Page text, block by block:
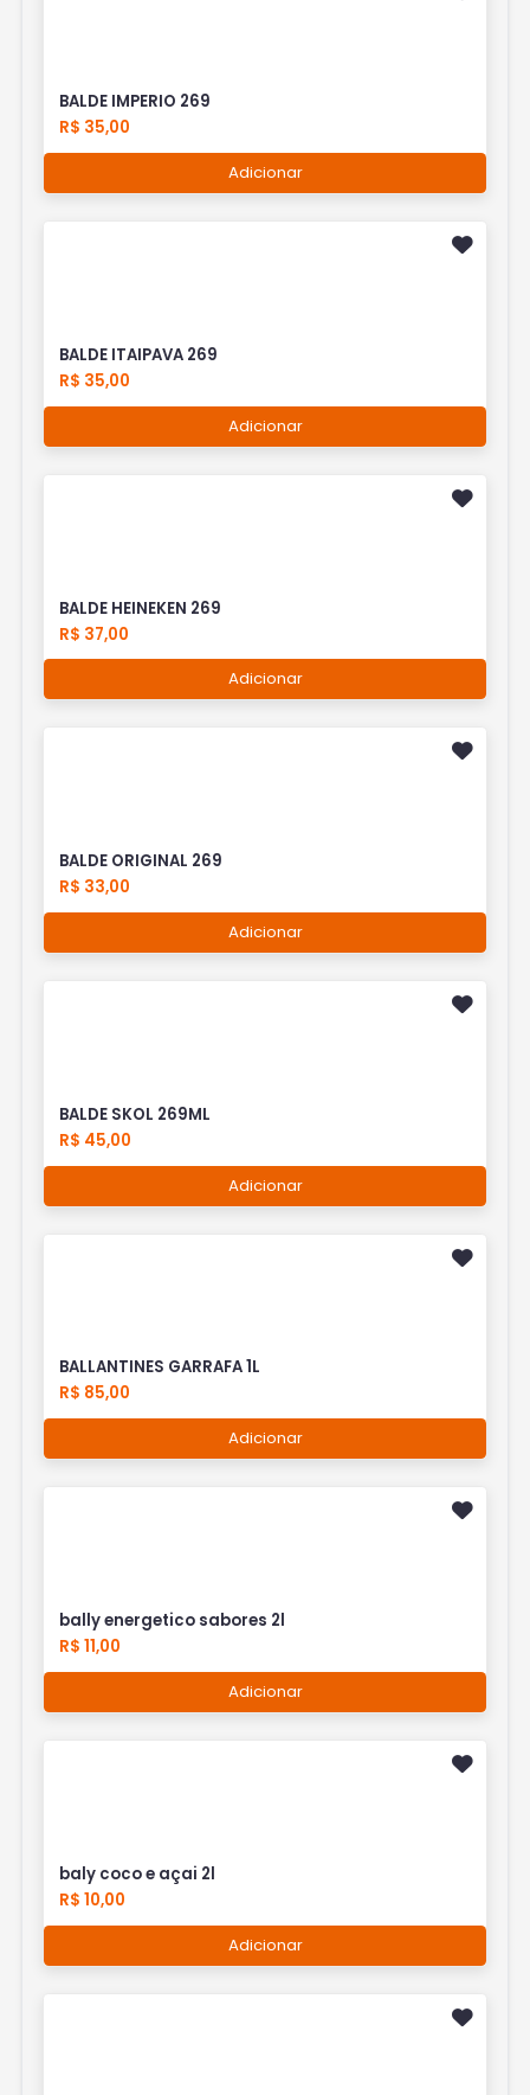
BALDE IMPERIO 269
R$ 35,00
Adicionar
BALDE ITAIPAVA 269
R$ 35,00
Adicionar
BALDE HEINEKEN 269
R$ 37,00
Adicionar
BALDE ORIGINAL 269
R$ 33,00
Adicionar
BALDE SKOL 269ML
R$ 45,00
Adicionar
BALLANTINES GARRAFA 1L
R$ 85,00
Adicionar
bally energetico sabores 2l
R$ 11,00
Adicionar
baly coco e açai 2l
R$ 10,00
Adicionar